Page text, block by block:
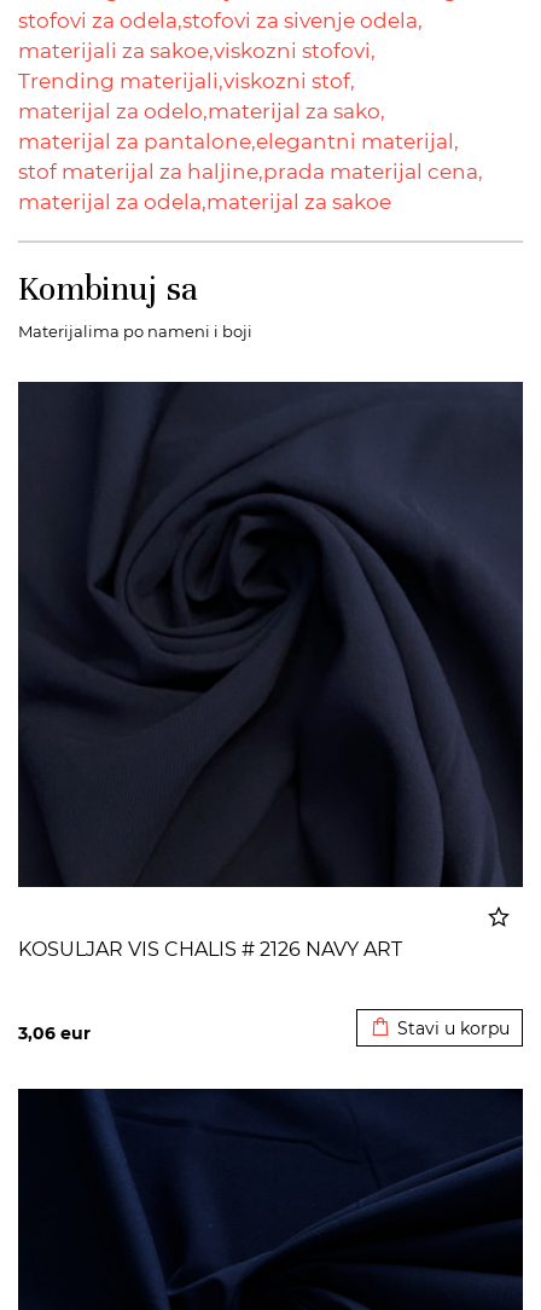
stofovi za odela,stofovi za sivenje odela,
materijali za sakoe,viskozni stofovi,
Trending materijali,viskozni stof,
materijal za odelo,materijal za sako,
materijal za pantalone,elegantni materijal,
stof materijal za haljine,prada materijal cena,
materijal za odela,materijal za sakoe
Kombinuj sa
Materijalima po nameni i boji
KOSULJAR VIS CHALIS # 2126 NAVY ART
3,06 eur Stavi u korpu